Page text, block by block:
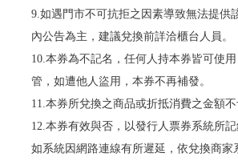
9.如遇門市不可抗拒之因素導致無法提供
內公告為主，建議兌換前詳洽櫃台人員。
10.本券為不記名，任何人持本券皆可使
管，如遭他人盜用，本券不再補發。
11.本券所兌換之商品或折抵消費之金額不
12.本券有效與否，以發行人票券系統所記
如系統因網路連線有所遲延，依兌換商家